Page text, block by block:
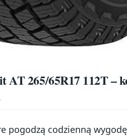
AT 265/65R17 112T –
pogodzą codzienną